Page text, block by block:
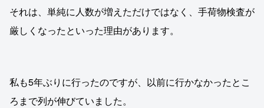
それは、単純に人数が増えただけではなく、手荷物検査が
厳しくなったといった理由があります。
私も5年ぶりに行ったのですが、以前に行かなかったとこ
ろまで列が伸びていました。